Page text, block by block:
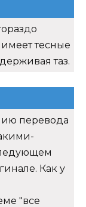
тесные
таз.
перевода
Как у
"все